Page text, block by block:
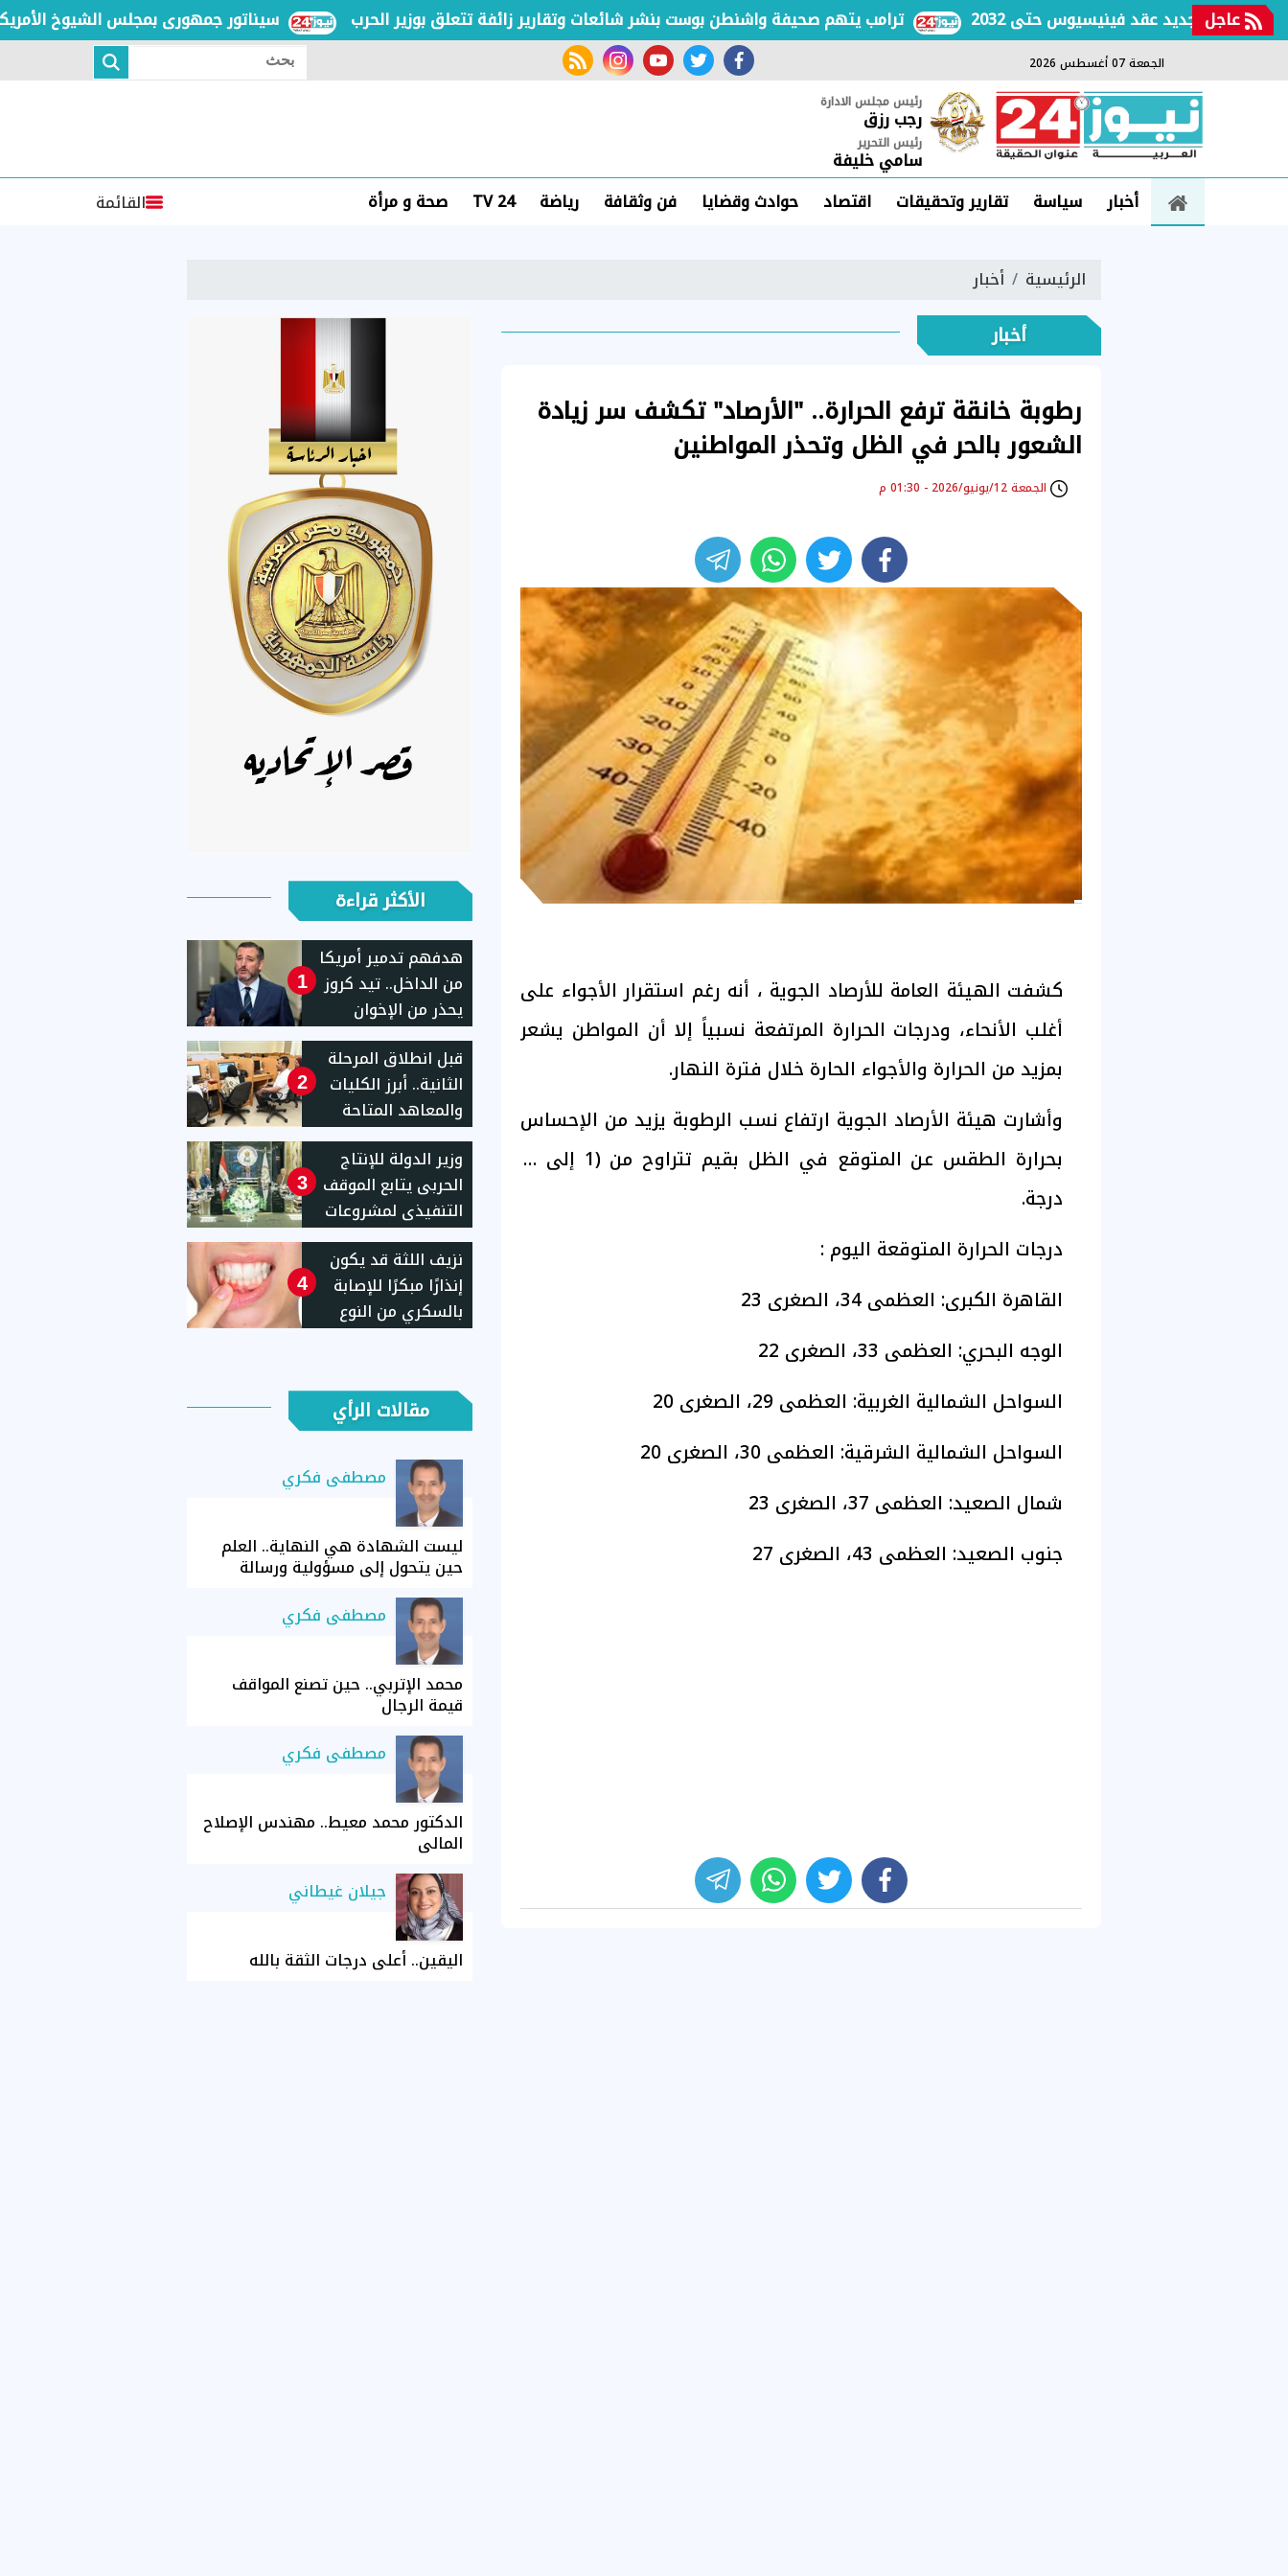
عاجل سيناتور جمهورى بمجلس الشيوخ الأمريكى: ترامب يتهم صحيفة واشنطن بوست بنشر شائعات وتقارير زائفة تتعلق بوزير الحرب يعلن تجديد عقد فينيسيوس حتى 2032
الجمعة 07 أغسطس 2026 facebook
twitter
youtube
instagram
rss feed
بحث
رئيس مجلس الادارة
رجب رزق
رئيس التحرير
سامي خليفة
أخبار
سياسة تقارير وتحقيقات اقتصاد حوادث وقضايا فن وثقافة رياضة TV 24 صحة و مرأة القائمة
الرئيسية أخبار
أخبار
رطوبة خانقة ترفع الحرارة.. "الأرصاد" تكشف سر زيادة
الشعور بالحر في الظل وتحذر المواطنين
الجمعة 12/يونيو/2026 - 01:30 م
كشفت الهيئة العامة للأرصاد الجوية ، أنه رغم استقرار الأجواء على
أغلب الأنحاء، ودرجات الحرارة المرتفعة نسبياً إلا أن المواطن يشعر
بمزيد من الحرارة والأجواء الحارة خلال فترة النهار.
وأشارت هيئة الأرصاد الجوية ارتفاع نسب الرطوبة يزيد من الإحساس
بحرارة الطقس عن المتوقع في الظل بقيم تتراوح من (1 إلى 2)
درجة.
درجات الحرارة المتوقعة اليوم :
​القاهرة الكبرى: العظمى 34، الصغرى 23
​الوجه البحري: العظمى 33، الصغرى 22
​السواحل الشمالية الغربية: العظمى 29، الصغرى 20
​السواحل الشمالية الشرقية: العظمى 30، الصغرى 20
​شمال الصعيد: العظمى 37، الصغرى 23
​جنوب الصعيد: العظمى 43، الصغرى 27
الأكثر قراءة
1
هدفهم تدمير أمريكا
من الداخل.. تيد كروز
يحذر من الإخوان
الإرهابية
2
قبل انطلاق المرحلة
الثانية.. أبرز الكليات
والمعاهد المتاحة
لطلاب علمى
3
وزير الدولة للإنتاج
الحربى يتابع الموقف
التنفيذى لمشروعات
"حياة كريمة"
4
نزيف اللثة قد يكون
إنذارًا مبكرًا للإصابة
بالسكري من النوع
الثاني
مقالات الرأي
مصطفى فكري
ليست الشهادة هي النهاية.. العلم
حين يتحول إلى مسؤولية ورسالة
مصطفى فكري
محمد الإتربي.. حين تصنع المواقف
قيمة الرجال
مصطفى فكري
الدكتور محمد معيط.. مهندس الإصلاح
المالي
جيلان غيطاني
اليقين.. أعلى درجات الثقة بالله